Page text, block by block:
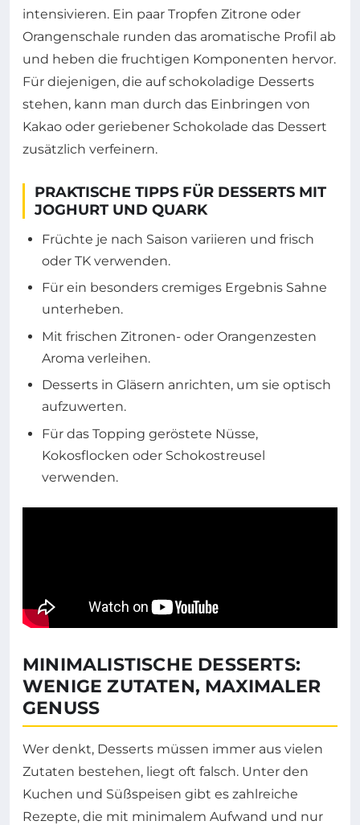
intensivieren. Ein paar Tropfen Zitrone oder
Orangenschale runden das aromatische Profil ab
und heben die fruchtigen Komponenten hervor.
Für diejenigen, die auf schokoladige Desserts
stehen, kann man durch das Einbringen von
Kakao oder geriebener Schokolade das Dessert
zusätzlich verfeinern.
PRAKTISCHE TIPPS FÜR DESSERTS MIT
JOGHURT UND QUARK
Früchte je nach Saison variieren und frisch
oder TK verwenden.
Für ein besonders cremiges Ergebnis Sahne
unterheben.
Mit frischen Zitronen- oder Orangenzesten
Aroma verleihen.
Desserts in Gläsern anrichten, um sie optisch
aufzuwerten.
Für das Topping geröstete Nüsse,
Kokosflocken oder Schokostreusel
verwenden.
MINIMALISTISCHE DESSERTS:
WENIGE ZUTATEN, MAXIMALER
GENUSS
Wer denkt, Desserts müssen immer aus vielen
Zutaten bestehen, liegt oft falsch. Unter den
Kuchen und Süßspeisen gibt es zahlreiche
Rezepte, die mit minimalem Aufwand und nur